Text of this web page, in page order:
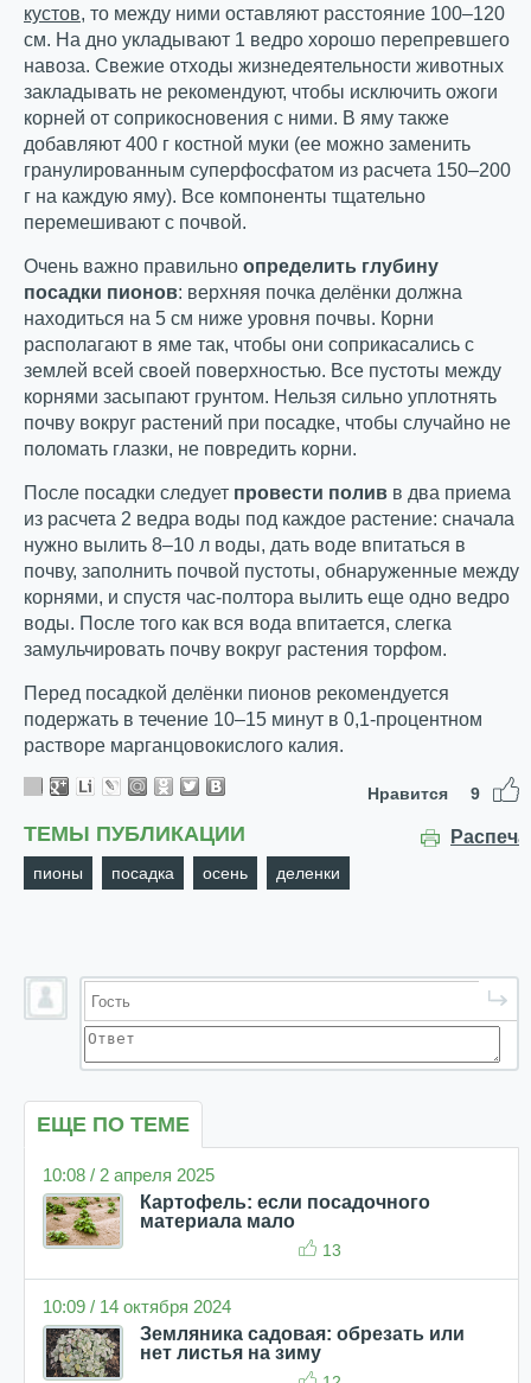
кустов, то между ними оставляют расстояние 100–120
см. На дно укладывают 1 ведро хорошо перепревшего
навоза. Свежие отходы жизнедеятельности животных
закладывать не рекомендуют, чтобы исключить ожоги
корней от соприкосновения с ними. В яму также
добавляют 400 г костной муки (ее можно заменить
гранулированным суперфосфатом из расчета 150–200
г на каждую яму). Все компоненты тщательно
перемешивают с почвой.
Очень важно правильно определить глубину
посадки пионов: верхняя почка делёнки должна
находиться на 5 см ниже уровня почвы. Корни
располагают в яме так, чтобы они соприкасались с
землей всей своей поверхностью. Все пустоты между
корнями засыпают грунтом. Нельзя сильно уплотнять
почву вокруг растений при посадке, чтобы случайно не
поломать глазки, не повредить корни.
После посадки следует провести полив в два приема
из расчета 2 ведра воды под каждое растение: сначала
нужно вылить 8–10 л воды, дать воде впитаться в
почву, заполнить почвой пустоты, обнаруженные между
корнями, и спустя час-полтора вылить еще одно ведро
воды. После того как вся вода впитается, слегка
замульчировать почву вокруг растения торфом.
Перед посадкой делёнки пионов рекомендуется
подержать в течение 10–15 минут в 0,1-процентном
растворе марганцовокислого калия.
Нравится 9
ТЕМЫ ПУБЛИКАЦИИ
пионы посадка осень деленки
ЕЩЕ ПО ТЕМЕ
10:08 / 2 апреля 2025
Картофель: если посадочного
материала мало
13
10:09 / 14 октября 2024
Земляника садовая: обрезать или
нет листья на зиму